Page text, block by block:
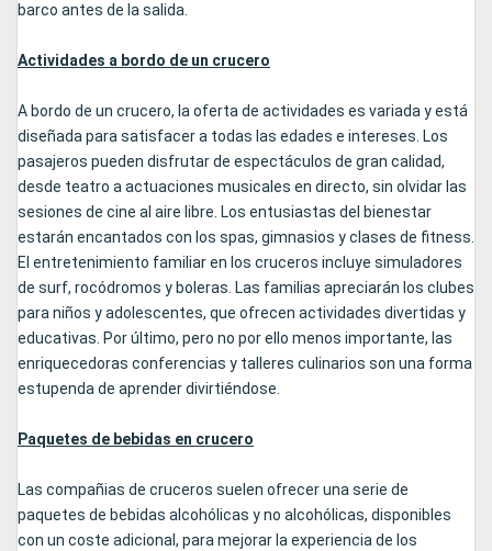
barco antes de la salida.
Actividades a bordo de un crucero
A bordo de un crucero, la oferta de actividades es variada y está
diseñada para satisfacer a todas las edades e intereses. Los
pasajeros pueden disfrutar de espectáculos de gran calidad,
desde teatro a actuaciones musicales en directo, sin olvidar las
sesiones de cine al aire libre. Los entusiastas del bienestar
estarán encantados con los spas, gimnasios y clases de fitness.
El entretenimiento familiar en los cruceros incluye simuladores
de surf, rocódromos y boleras. Las familias apreciarán los clubes
para niños y adolescentes, que ofrecen actividades divertidas y
educativas. Por último, pero no por ello menos importante, las
enriquecedoras conferencias y talleres culinarios son una forma
estupenda de aprender divirtiéndose.
Paquetes de bebidas en crucero
Las compañias de cruceros suelen ofrecer una serie de
paquetes de bebidas alcohólicas y no alcohólicas, disponibles
con un coste adicional, para mejorar la experiencia de los